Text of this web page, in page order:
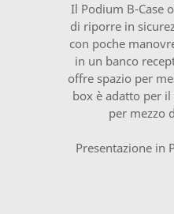
Il Podium B-Case
di riporre in
con poche
in un banco
offre spazio per
box è adatto per
per mezzo
Presentazione in